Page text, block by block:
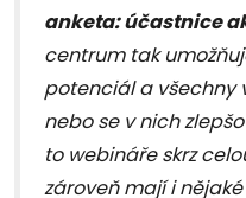
anketa: účastnice
centrum tak
potenciál a všechny
nebo se v nich
to webináře skrz
zároveň mají i